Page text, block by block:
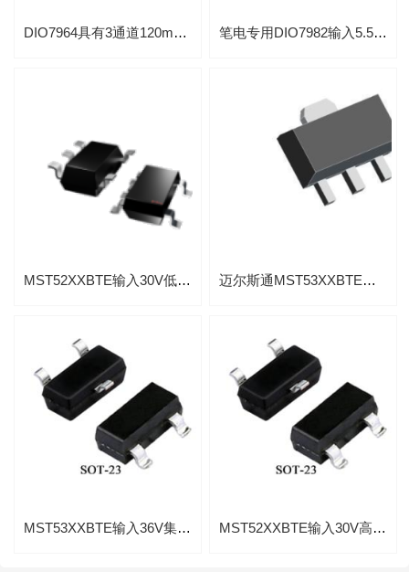
DIO7964具有3通道120mA输入5.5V电压LDO稳压芯片 笔电专用DIO7982输入5.5V超低静态150mA电流LDO稳压芯片
MST52XXBTE输入30V低功耗200mA线性稳压IC厂家代理 迈尔斯通MST53XXBTE输入36V高压低功耗低压差300mA线性稳压器
MST53XXBTE输入36V集成短路保护线300MA低功耗稳压器 MST52XXBTE输入30V高压低功耗200mA线性稳压IC